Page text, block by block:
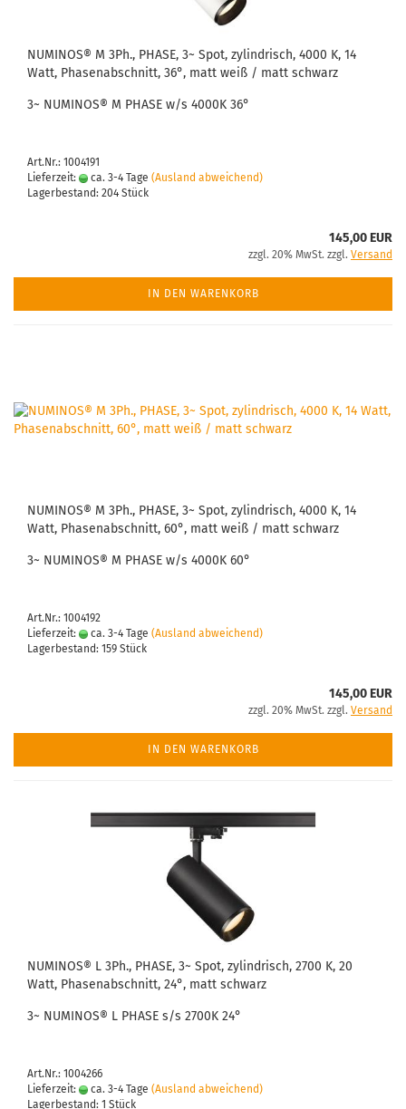
NUMINOS® M 3Ph., PHASE, 3~ Spot, zylindrisch, 4000 K, 14
Watt, Phasenabschnitt, 36°, matt weiß / matt schwarz
3~ NUMINOS® M PHASE w/s 4000K 36°
Art.Nr.: 1004191
Lieferzeit:
ca. 3-4 Tage (Ausland abweichend)
Lagerbestand: 204 Stück
145,00 EUR
zzgl. 20% MwSt. zzgl. Versand
IN DEN WARENKORB
NUMINOS® M 3Ph., PHASE, 3~ Spot, zylindrisch, 4000 K, 14
Watt, Phasenabschnitt, 60°, matt weiß / matt schwarz
3~ NUMINOS® M PHASE w/s 4000K 60°
Art.Nr.: 1004192
Lieferzeit:
ca. 3-4 Tage (Ausland abweichend)
Lagerbestand: 159 Stück
145,00 EUR
zzgl. 20% MwSt. zzgl. Versand
IN DEN WARENKORB
NUMINOS® L 3Ph., PHASE, 3~ Spot, zylindrisch, 2700 K, 20
Watt, Phasenabschnitt, 24°, matt schwarz
3~ NUMINOS® L PHASE s/s 2700K 24°
Art.Nr.: 1004266
Lieferzeit:
ca. 3-4 Tage (Ausland abweichend)
Lagerbestand: 1 Stück